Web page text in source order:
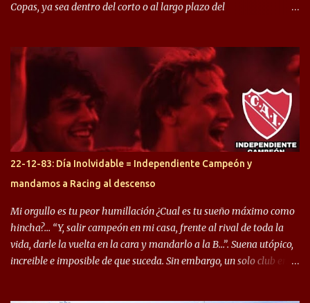
Copas, ya sea dentro del corto o al largo plazo del
Halcón de Varela, como lo es Brian Romero, quien paso a
préstamo allí durante el último mercado de pases y ha rendido de
gran manera, convirtiendo goles importantes, sobre todo en la
copa sudamericana. Pero no sucedió lo mismo en cuanto al
rendimiento que ha producido en el Rojo. Pasando a jugadores que
jugaron en Defensa y ahora están en el rojo, tenemos a la dupla
Gastón Togni y Domingo Blanco, donde ambos explotaron
futbolísticamente hablando en el equipo de Varela, donde, por
ejemplo, el caso de Mingo llego a ser tenido en cuenta para el
Seleccionado Argentino, rendimiento que aún no ha logrado
mostrar en Independiente. En e...
22-12-83: Día Inolvidable = Independiente Campeón y
mandamos a Racing al descenso
Mi orgullo es tu peor humillación ¿Cual es tu sueño máximo como
hincha?… “Y, salir campeón en mi casa, frente al rival de toda la
vida, darle la vuelta en la cara y mandarlo a la B…”. Suena utópico,
increible e imposible de que suceda. Sin embargo, un solo club en el